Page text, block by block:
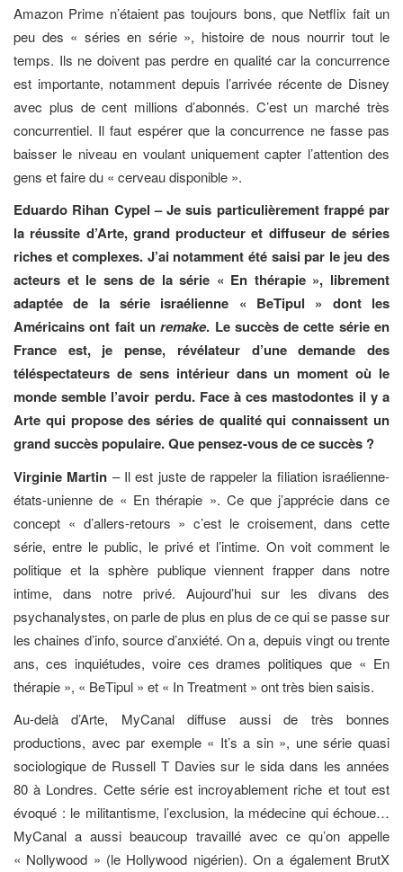
Amazon Prime n’étaient pas toujours bons, que Netflix fait un
peu des « séries en série », histoire de nous nourrir tout le
temps. Ils ne doivent pas perdre en qualité car la concurrence
est importante, notamment depuis l’arrivée récente de Disney
avec plus de cent millions d’abonnés. C’est un marché très
concurrentiel. Il faut espérer que la concurrence ne fasse pas
baisser le niveau en voulant uniquement capter l’attention des
gens et faire du « cerveau disponible ».
Eduardo Rihan Cypel – Je suis particulièrement frappé par
la réussite d’Arte, grand producteur et diffuseur de séries
riches et complexes. J’ai notamment été saisi par le jeu des
acteurs et le sens de la série « En thérapie », librement
adaptée de la série israélienne « BeTipul » dont les
Américains ont fait unremake. Le succès de cette série en
France est, je pense, révélateur d’une demande des
téléspectateurs de sens intérieur dans un moment où le
monde semble l’avoir perdu. Face à ces mastodontes il y a
Arte qui propose des séries de qualité qui connaissent un
grand succès populaire. Que pensez-vous de ce succès ?
Virginie Martin – Il est juste de rappeler la filiation israélienne-
états-unienne de « En thérapie ». Ce que j’apprécie dans ce
concept « d’allers-retours » c’est le croisement, dans cette
série, entre le public, le privé et l’intime. On voit comment le
politique et la sphère publique viennent frapper dans notre
intime, dans notre privé. Aujourd’hui sur les divans des
psychanalystes, on parle de plus en plus de ce qui se passe sur
les chaines d’info, source d’anxiété. On a, depuis vingt ou trente
ans, ces inquiétudes, voire ces drames politiques que « En
thérapie », « BeTipul » et « In Treatment » ont très bien saisis.
Au-delà d’Arte, MyCanal diffuse aussi de très bonnes
productions, avec par exemple « It’s a sin », une série quasi
sociologique de Russell T Davies sur le sida dans les années
80 à Londres. Cette série est incroyablement riche et tout est
évoqué : le militantisme, l’exclusion, la médecine qui échoue…
MyCanal a aussi beaucoup travaillé avec ce qu’on appelle
« Nollywood » (le Hollywood nigérien). On a également BrutX